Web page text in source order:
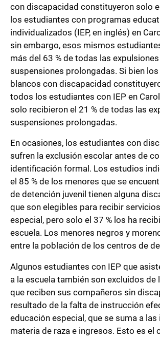
con discapacidad constituyeron solo
los estudiantes con programas
individualizados (IEP, en inglés) en
sin embargo, esos mismos
más del 63 % de todas las
suspensiones prolongadas. Si bien
blancos con discapacidad
todos los estudiantes con IEP en
solo recibieron el 21 % de todas las
suspensiones prolongadas.
En ocasiones, los estudiantes con
sufren la exclusión escolar antes de
identificación formal. Los estudios
el 85 % de los menores que se
de detención juvenil tienen alguna
que son elegibles para recibir
especial, pero solo el 37 % los ha
escuela. Los menores negros y
entre la población de los centros de
Algunos estudiantes con IEP que
a la escuela también son excluidos de
que reciben sus compañeros sin
resultado de la falta de instrucción
educación especial, que se suma a
materia de raza e ingresos. Esto es el